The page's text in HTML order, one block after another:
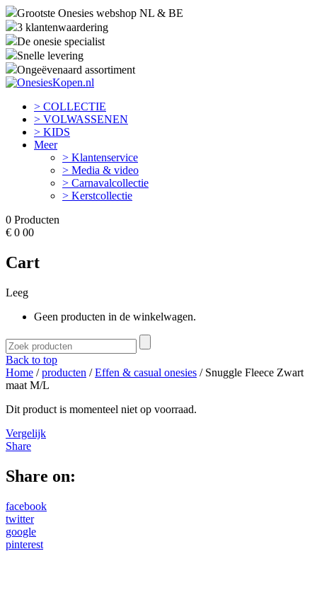
Grootste Onesies webshop NL & BE
3 klantenwaardering
De onesie specialist
Snelle levering
Ongeëvenaard assortiment
> COLLECTIE
> VOLWASSENEN
> KIDS
Meer
> Klantenservice
> Media & video
> Carnavalcollectie
> Kerstcollectie
0 Producten
€ 0 00
Cart
Leeg
Geen producten in de winkelwagen.
Back to top
Home /producten /Effen & casual onesies / Snuggle Fleece Zwart
maat M/L
Dit product is momenteel niet op voorraad.
Vergelijk
Share
Share on:
facebook
twitter
google
pinterest